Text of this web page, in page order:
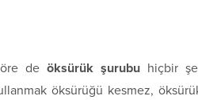
de öksürük şurubu hiçbir
öksürüğü kesmez,